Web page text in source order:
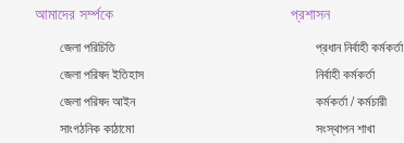
আমাদের সর্ম্পকে
জেলা পরিচিতি
জেলা পরিষদ ইতিহাস
জেলা পরিষদ আইন
সাংগঠনিক কাঠামো
প্রশাসন
প্রধান নির্বাহী কর্মকর্তা
নির্বাহী কর্মকর্তা
কর্মকর্তা / কর্মচারী
সংস্থাপন শাখা